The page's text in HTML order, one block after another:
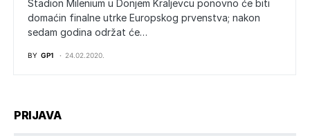
Stadion Milenium u Donjem Kraljevcu ponovno će biti
domaćin finalne utrke Europskog prvenstva; nakon
sedam godina održat će…
BY GP1 24.02.2020.
PRIJAVA